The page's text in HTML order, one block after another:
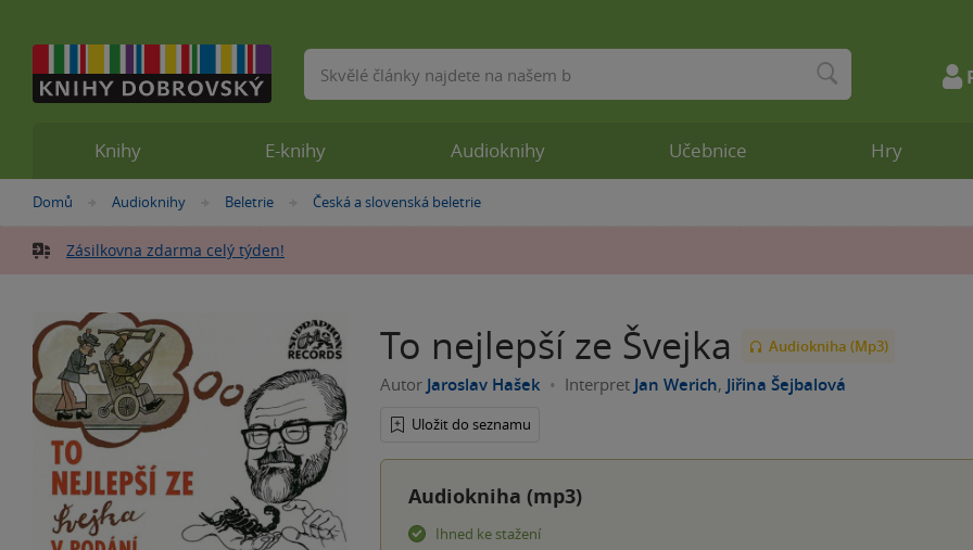
Nacházíte
zde:
Domů »Audioknihy »
Beletrie »
Česká a slovenská beletrie
Zásilkovna zdarma celý týden!
To nejlepší ze Švejka Audiokniha (Mp3)
Autor Jaroslav Hašek Interpret Jan Werich, Jiřina Šejbalová
Uložit do seznamu
Audiokniha (mp3)
Ihned ke stažení
Knihy E-knihy Audioknihy Učebnice Hry
Vyhledávání